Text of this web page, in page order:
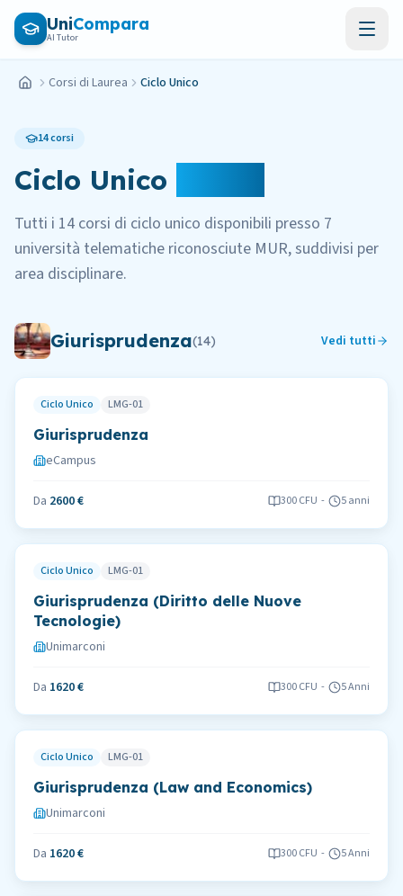
Vai al contenuto principale
UniCompara
AI Tutor
Home Corsi di Laurea Ciclo Unico
14corsi
Ciclo Unico
Tutti i 14 corsi di ciclo unico disponibili presso 7
università telematiche riconosciute MUR, suddivisi per
area disciplinare.
Giurisprudenza(14) Vedi tutti
Ciclo Unico LMG-01
Giurisprudenza
eCampus
Da 2600 € 300CFU - 5 anni
Ciclo Unico LMG-01
Giurisprudenza (Diritto delle Nuove
Tecnologie)
Unimarconi
Da 1620 € 300CFU - 5 Anni
Ciclo Unico LMG-01
Giurisprudenza (Law and Economics)
Unimarconi
Da 1620 € 300CFU - 5 Anni